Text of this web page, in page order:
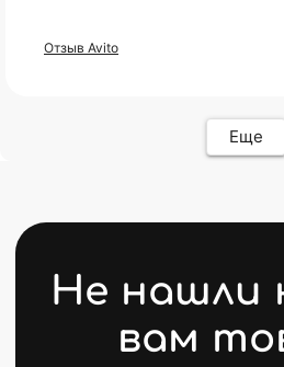
Отзыв Avito
Еще
Разработкa Y-S